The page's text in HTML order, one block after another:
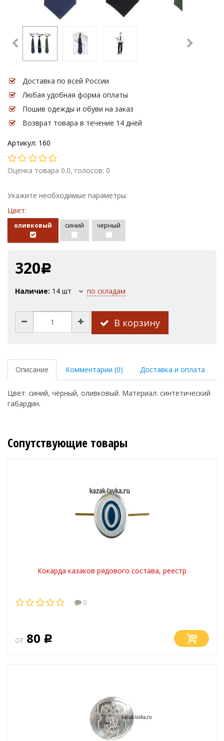
Доставка по всей России
Любая удобная форма оплаты
Пошив одежды и обуви на заказ
Возврат товара в течение 14 дней
Артикул: 160
Оценка товара 0.0, голосов: 0
Укажите необходимые параметры:
Цвет:
оливковый синий черный
320Р
Наличие: 14 шт по складам
В корзину
Описание Комментарии (0) Доставка и оплата
Цвет: синий, чёрный, оливковый. Материал: синтетический
габардин.
Сопутствующие товары
Кокарда казаков рядового состава, реестр
0
от 80 Р